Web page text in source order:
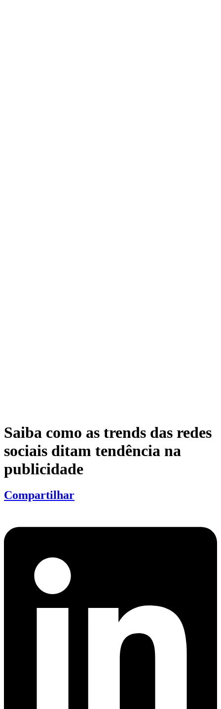
Saiba como as trends das redes
sociais ditam tendência na
publicidade
Compartilhar